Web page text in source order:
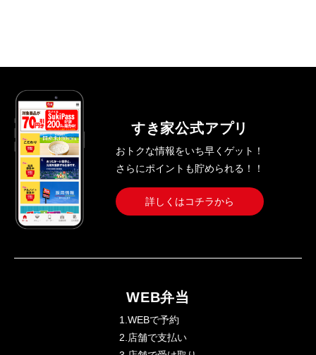
すき家公式アプリ
おトクな情報をいち早くゲット！
さらにポイントも貯められる！！
詳しくはコチラから
WEB弁当
1.WEBで予約
2.店舗で支払い